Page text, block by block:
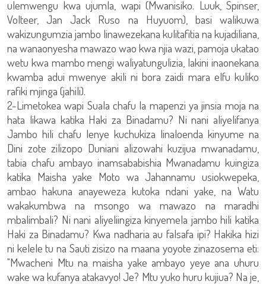
ulemwengu kwa ujumla, wapi (Mwanisiko. Luuk, Spinser,
Volteer, Jan Jack Ruso na Huyuom), basi walikuwa
wakizungumzia jambo linawezekana kulitafitia na kujadiliana,
na wanaonyesha mawazo wao kwa njia wazi, pamoja ukatao
wetu kwa mambo mengi waliyatungulizia, lakini inaonekana
kwamba adui mwenye akili ni bora zaidi mara elfu kuliko
rafiki mjinga (jahili).
2-Limetokea wapi Suala chafu la mapenzi ya jinsia moja na
hata likawa katika Haki za Binadamu? Ni nani aliyelifanya
Jambo hili chafu lenye kuchukiza linaloenda kinyume na
Dini zote zilizopo Duniani alizowahi kuzijua mwanadamu,
tabia chafu ambayo inamsababishia Mwanadamu kuingiza
katika Maisha yake Moto wa Jahannamu usiokwepeka,
ambao hakuna anayeweza kutoka ndani yake, na Watu
wakakumbwa na msongo wa mawazo na maradhi
mbalimbali? Ni nani aliyeliingiza kinyemela jambo hili katika
Haki za Binadamu? Kwa nadharia au falsafa ipi? Hakika hizi
ni kelele tu na Sauti zisizo na maana yoyote zinazosema eti:
"Mwacheni Mtu na maisha yake ambayo yeye ana uhuru
wake wa kufanya atakavyo! Je? Mtu yuko huru kujiua? Na je,